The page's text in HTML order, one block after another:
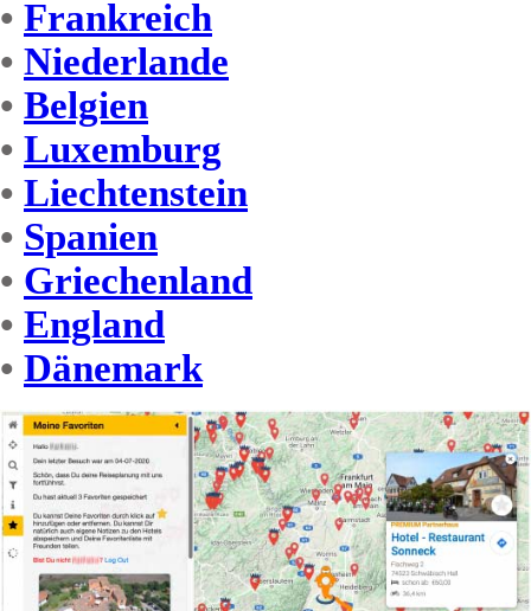
• Frankreich
• Niederlande
• Belgien
• Luxemburg
• Liechtenstein
• Spanien
• Griechenland
• England
• Dänemark